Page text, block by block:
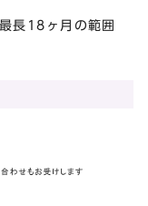
長18ヶ月の範囲